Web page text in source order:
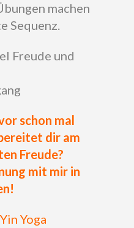
machen
Sequenz.
Freude und
schon mal
dir am
Freude?
mit mir in
Yoga